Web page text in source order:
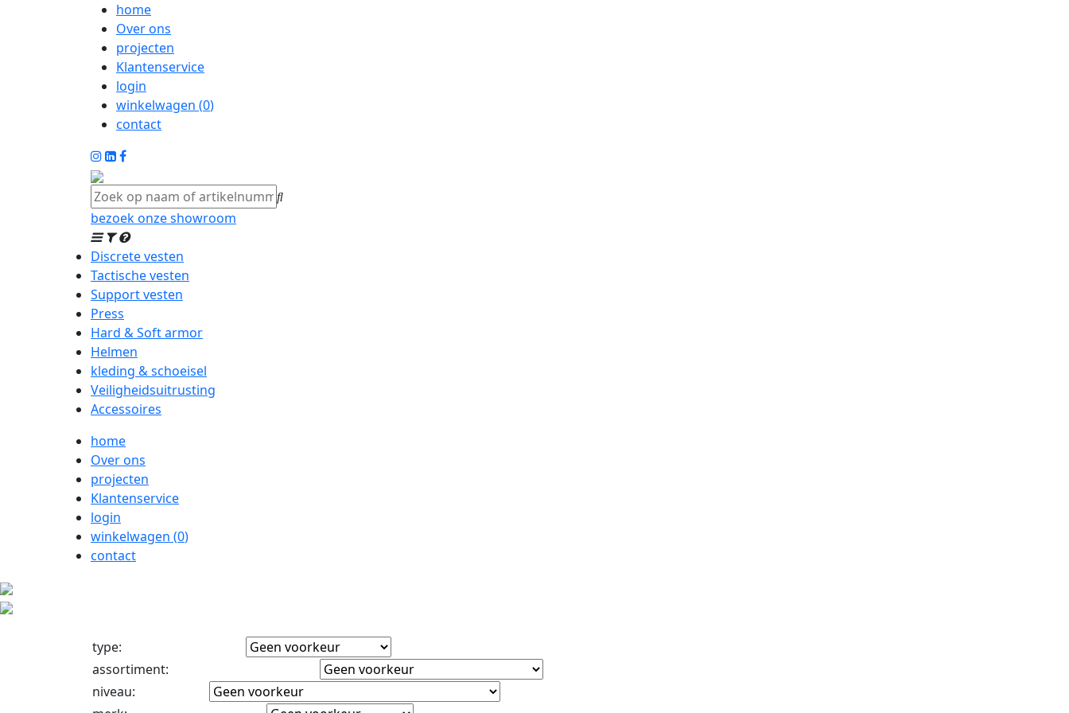
home
Over ons
projecten
Klantenservice
login
winkelwagen (0)
contact
bezoek onze showroom
Discrete vesten
Tactische vesten
Support vesten
Press
Hard & Soft armor
Helmen
kleding & schoeisel
Veiligheidsuitrusting
Accessoires
home
Over ons
projecten
Klantenservice
login
winkelwagen (0)
contact
type:
assortiment:
niveau: